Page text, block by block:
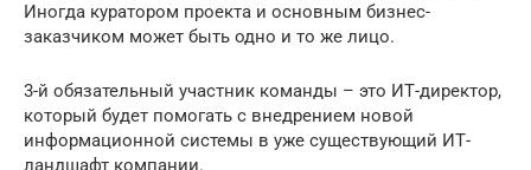
Иногда куратором проекта и основным бизнес-
заказчиком может быть одно и то же лицо.
3-й обязательный участник команды – это ИТ-директор,
который будет помогать с внедрением новой
информационной системы в уже существующий ИТ-
ландшафт компании.